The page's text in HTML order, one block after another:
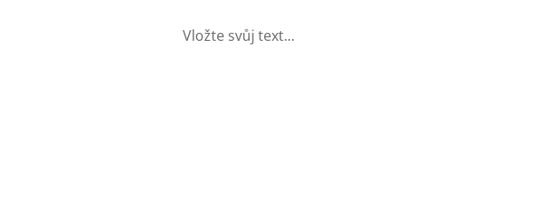
Vložte svůj text...